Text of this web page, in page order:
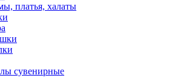
платья, халаты
сувенирные